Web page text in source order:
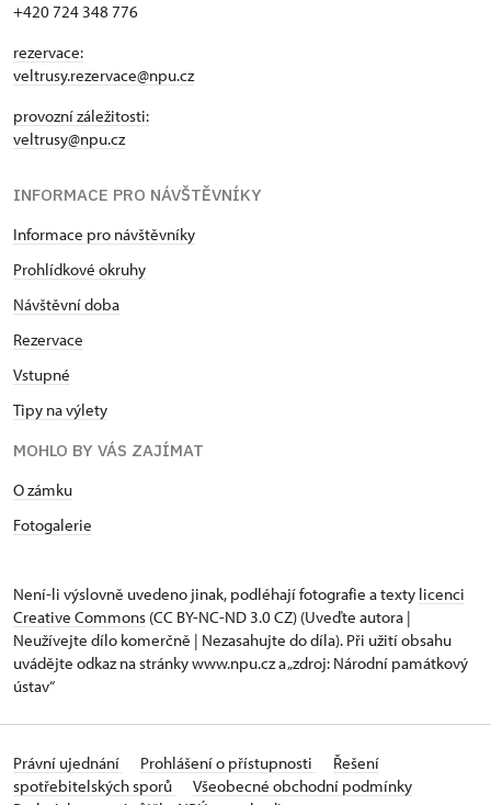
+420 724 348 776
rezervace:
veltrusy.rezervace@npu.cz
provozní záležitosti:
veltrusy@npu.cz
INFORMACE PRO NÁVŠTĚVNÍKY
Informace pro návštěvníky
Prohlídkové okruhy
Návštěvní doba
Rezervace
Vstupné
Tipy na výlety
MOHLO BY VÁS ZAJÍMAT
O zámku
Fotogalerie
Není-li výslovně uvedeno jinak, podléhají fotografie a texty licenci
Creative Commons (CC BY-NC-ND 3.0 CZ) (Uveďte autora |
Neužívejte dílo komerčně | Nezasahujte do díla). Při užití obsahu
uvádějte odkaz na stránky www.npu.cz a „zdroj: Národní památkový
ústav“
Právní ujednání Prohlášení o přístupnosti
Řešení
spotřebitelských sporů
Všeobecné obchodní podmínky